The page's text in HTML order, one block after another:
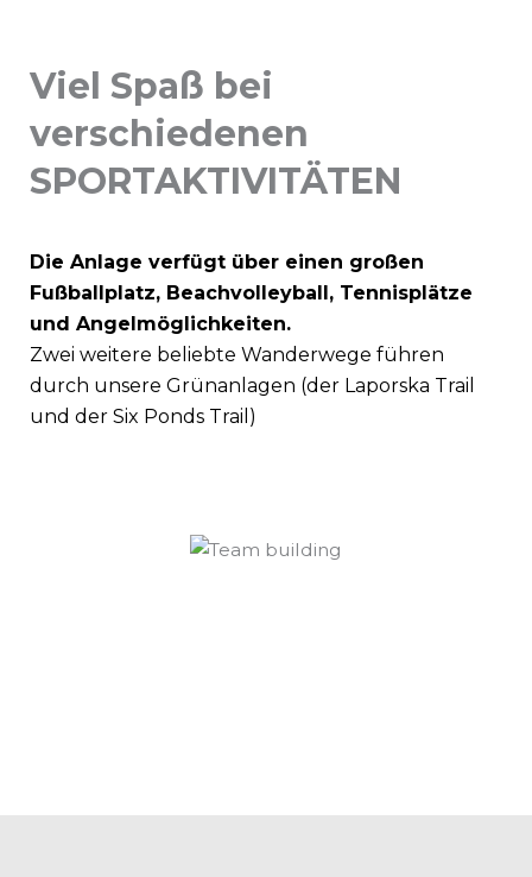
Viel Spaß bei
verschiedenen
SPORTAKTIVITÄTEN
Die Anlage verfügt über einen großen
Fußballplatz, Beachvolleyball, Tennisplätze
und Angelmöglichkeiten.
Zwei weitere beliebte Wanderwege führen
durch unsere Grünanlagen (der Laporska Trail
und der Six Ponds Trail)